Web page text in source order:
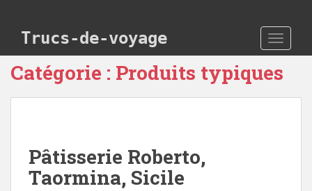
Trucs-de-voyage
Catégorie : Produits typiques
Pâtisserie Roberto,
Taormina, Sicile